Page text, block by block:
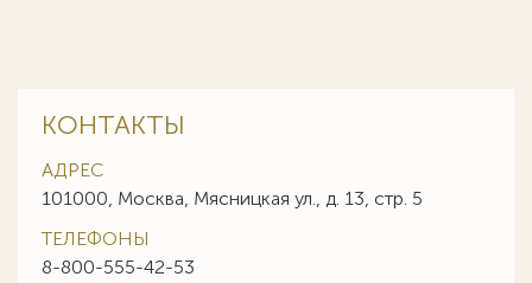
КОНТАКТЫ
АДРЕС
101000, Москва, Мясницкая ул., д. 13, стр. 5
ТЕЛЕФОНЫ
8-800-555-42-53